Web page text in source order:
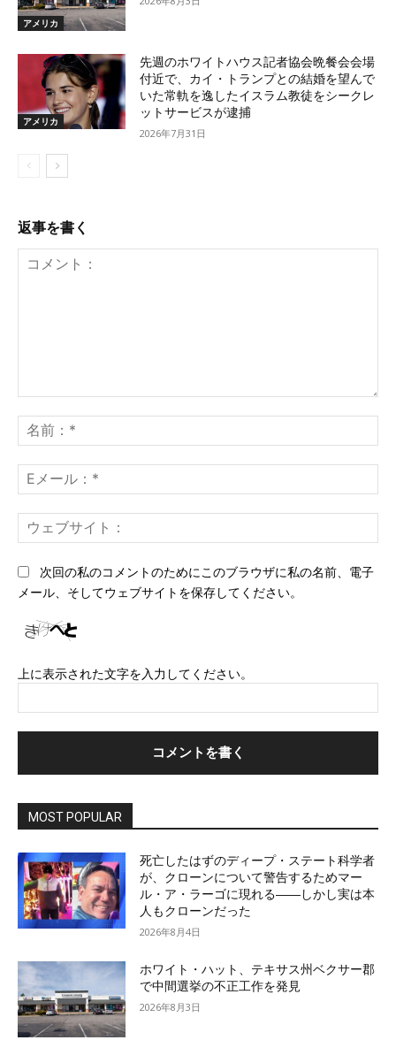
アメリカ
アメリカ
先週のホワイトハウス記者協会晩餐会会場
付近で、カイ・トランプとの結婚を望んで
いた常軌を逸したイスラム教徒をシークレ
ットサービスが逮捕
2026年7月31日
返事を書く
ン
ト：
前
*
メ
ー
*ェ
次回の私のコメントのためにこのブラウザに私の名前、電子
メール、そしてウェブサイトを保存してください。
上に表示された文字を入力してください。
MOST POPULAR
死亡したはずのディープ・ステート科学者
が、クローンについて警告するためマー
ル・ア・ラーゴに現れる――しかし実は本
人もクローンだった
2026年8月4日
ホワイト・ハット、テキサス州ベクサー郡
で中間選挙の不正工作を発見
2026年8月3日